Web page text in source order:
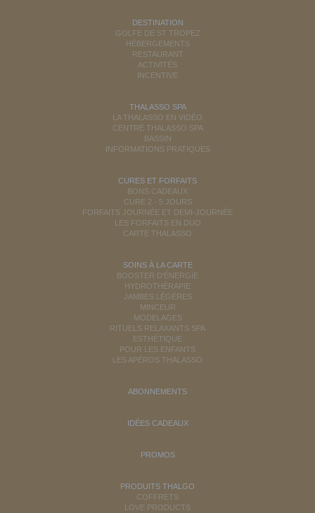
DESTINATION
GOLFE DE ST TROPEZ
HÉBERGEMENTS
RESTAURANT
ACTIVITÉS
INCENTIVE
THALASSO SPA
LA THALASSO EN VIDÉO
CENTRE THALASSO SPA
BASSIN
INFORMATIONS PRATIQUES
CURES ET FORFAITS
BONS CADEAUX
CURE 2 - 5 JOURS
FORFAITS JOURNÉE ET DEMI-JOURNÉE
LES FORFAITS EN DUO
CARTE THALASSO
SOINS À LA CARTE
BOOSTER D'ÉNERGIE
HYDROTHÉRAPIE
JAMBES LÉGÈRES
MINCEUR
MODELAGES
RITUELS RELAXANTS SPA
ESTHÉTIQUE
POUR LES ENFANTS
LES APÉROS THALASSO
ABONNEMENTS
IDÉES CADEAUX
PROMOS
PRODUITS THALGO
COFFRETS
LOVE PRODUCTS